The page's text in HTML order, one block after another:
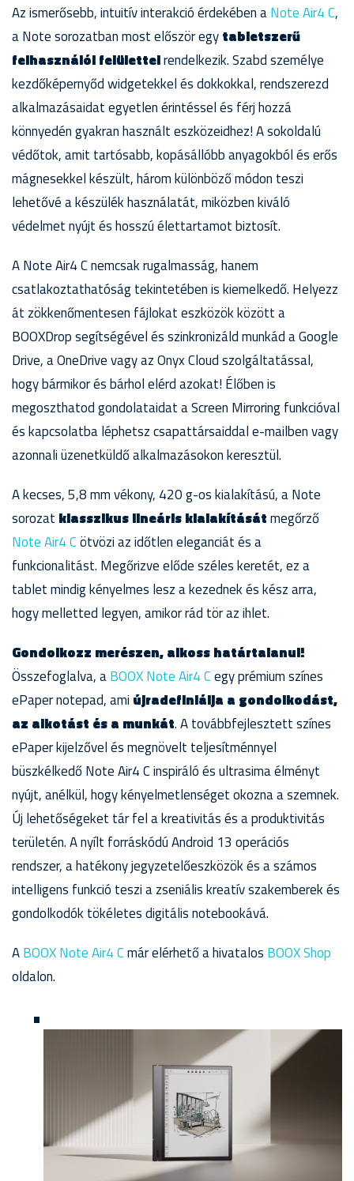
Az ismerősebb, intuitív interakció érdekében aNote Air4 C,
a Note sorozatban most először egytabletszerű
felhasználói felülettelrendelkezik. Szabd személye
kezdőképernyőd widgetekkel és dokkokkal, rendszerezd
alkalmazásaidat egyetlen érintéssel és férj hozzá
könnyedén gyakran használt eszközeidhez! A sokoldalú
védőtok, amit tartósabb, kopásállóbb anyagokból és erős
mágnesekkel készült, három különböző módon teszi
lehetővé a készülék használatát, miközben kiváló
védelmet nyújt és hosszú élettartamot biztosít.
A Note Air4 C nemcsak rugalmasság, hanem
csatlakoztathatóság tekintetében is kiemelkedő. Helyezz
át zökkenőmentesen fájlokat eszközök között a
BOOXDrop segítségével és szinkronizáld munkád a Google
Drive, a OneDrive vagy az Onyx Cloud szolgáltatással,
hogy bármikor és bárhol elérd azokat! Élőben is
megoszthatod gondolataidat a Screen Mirroring funkcióval
és kapcsolatba léphetsz csapattársaiddal e-mailben vagy
azonnali üzenetküldő alkalmazásokon keresztül.
A kecses, 5,8 mm vékony, 420 g-os kialakítású, a Note
sorozat klasszikus lineáris kialakításátmegőrző
Note Air4 Cötvözi az időtlen eleganciát és a
funkcionalitást. Megőrizve előde széles keretét, ez a
tablet mindig kényelmes lesz a kezednek és kész arra,
hogy melletted legyen, amikor rád tör az ihlet.
Gondolkozz merészen, alkoss határtalanul!
Összefoglalva, aBOOX Note Air4 Cegy prémium színes
ePaper notepad, ami újradefiniálja a gondolkodást,
az alkotást és a munkát. A továbbfejlesztett színes
ePaper kijelzővel és megnövelt teljesítménnyel
büszkélkedő Note Air4 C inspiráló és ultrasima élményt
nyújt, anélkül, hogy kényelmetlenséget okozna a szemnek.
Új lehetőségeket tár fel a kreativitás és a produktivitás
területén. A nyílt forráskódú Android 13 operációs
rendszer, a hatékony jegyzetelőeszközök és a számos
intelligens funkció teszi a zseniális kreatív szakemberek és
gondolkodók tökéletes digitális notebookává.
ABOOX Note Air4 Cmár elérhető a hivatalos BOOX Shop
oldalon.